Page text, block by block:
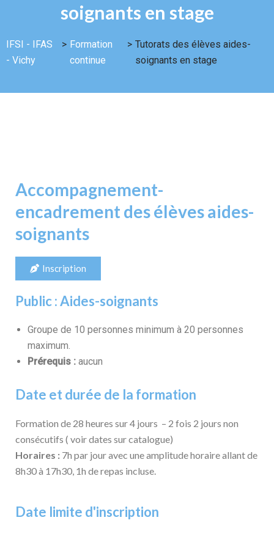
soignants en stage
IFSI - IFAS
- Vichy
> Formation
continue
> Tutorats des élèves aides-
soignants en stage
Accompagnement-
encadrement des élèves aides-
soignants
Inscription
Public : Aides-soignants
Groupe de 10 personnes minimum à 20 personnes
maximum.
Prérequis : aucun
Date et durée de la formation
Formation de 28 heures sur 4 jours – 2 fois 2 jours non
consécutifs ( voir dates sur catalogue)
Horaires : 7h par jour avec une amplitude horaire allant de
8h30 à 17h30, 1h de repas incluse.
Date limite d'inscription